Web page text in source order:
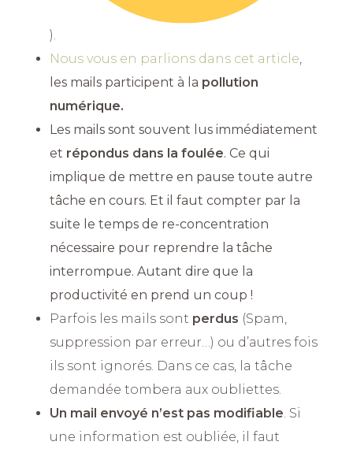
).
Nous vous en parlions dans cet article
les mails participent à la pollution
numérique.
Les mails sont souvent lus immédiatement
et répondus dans la foulée. Ce qui
implique de mettre en pause toute autre
tâche en cours. Et il faut compter par la
suite le temps de re-concentration
nécessaire pour reprendre la tâche
interrompue. Autant dire que la
productivité en prend un coup !
Parfois les mails sont perdus (Spam,
suppression par erreur…) ou d’autres fois
ils sont ignorés. Dans ce cas, la tâche
demandée tombera aux oubliettes.
Un mail envoyé n’est pas modifiable . Si
une information est oubliée, il faut